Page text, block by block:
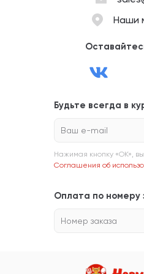
Наши
Будьте всегда в
Ваш e-mail
Нажимая кнопку «ОК»,
Соглашения об
Оплата по номеру
Номер заказа